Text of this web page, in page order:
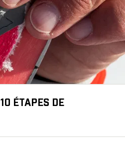
10 ÉTAPES DE